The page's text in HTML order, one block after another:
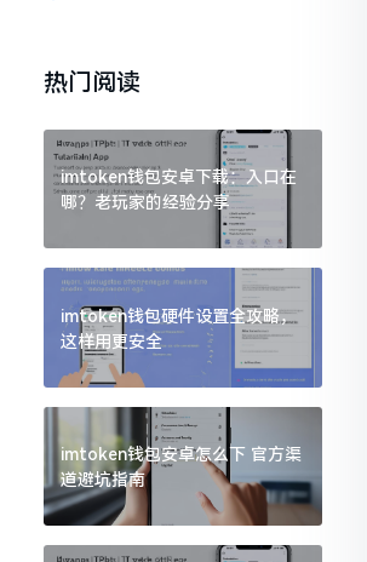
热门阅读
imtoken钱包安卓下载：入口在
哪？老玩家的经验分享
imtoken钱包硬件设置全攻略，
这样用更安全
imtoken钱包安卓怎么下 官方渠
道避坑指南